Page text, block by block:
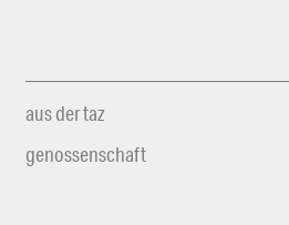
aus der taz
genossenschaft